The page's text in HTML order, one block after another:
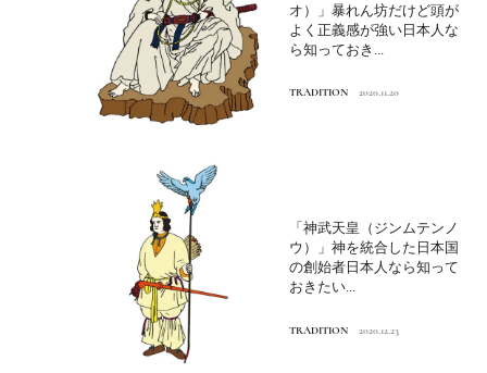
オ）」暴れん坊だけど頭が
よく正義感が強い日本人な
ら知っておき...
TRADITION 2020.11.20
「神武天皇（ジンムテンノ
ウ）」神を統合した日本国
の創始者日本人なら知って
おきたい...
TRADITION 2020.12.23